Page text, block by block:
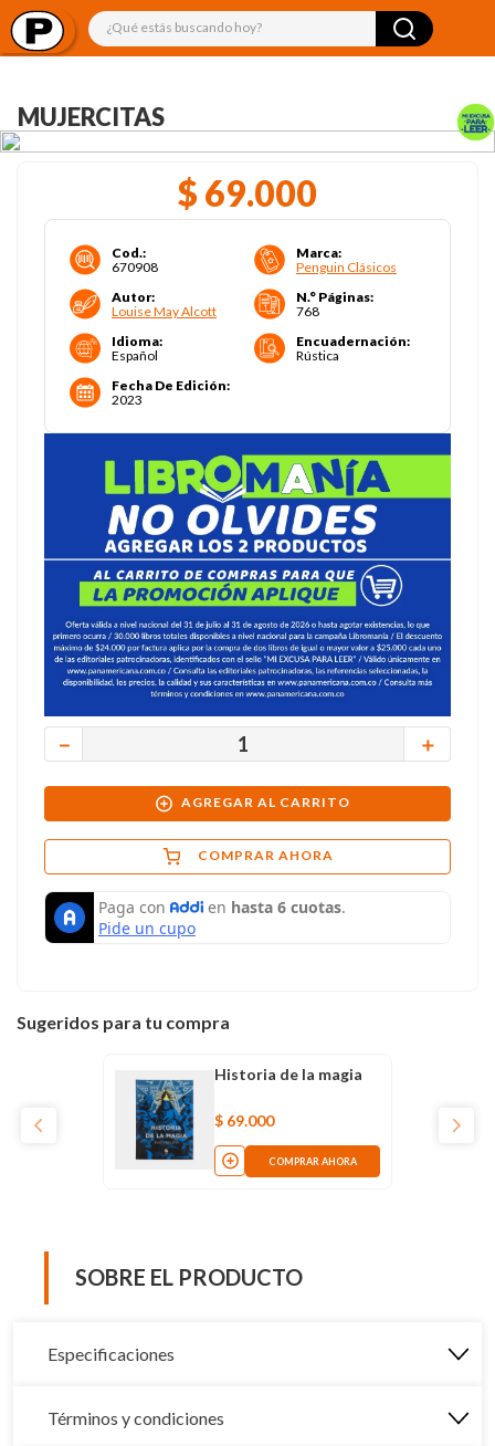
¿Qué estás buscando hoy?
MUJERCITAS
$ 69.000
Cod.:
670908
Marca:
Penguin Clásicos
Autor:
Louise May Alcott
N.° Páginas:
768
Idioma:
Español
Encuadernación:
Rústica
Fecha De Edición:
2023
＋
－
AGREGAR AL CARRITO
COMPRAR AHORA
Sugeridos para tu compra
Historia de la magia
$ 69.000
COMPRAR AHORA
SOBRE EL PRODUCTO
Especificaciones
Términos y condiciones